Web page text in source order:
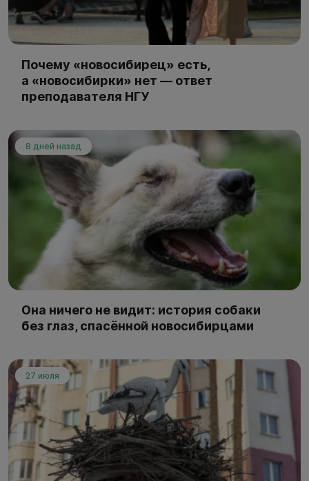
Почему «новосибирец» есть,
а «новосибирки» нет — ответ
преподавателя НГУ
8 дней назад
Она ничего не видит: история собаки
без глаз, спасённой новосибирцами
27 июля